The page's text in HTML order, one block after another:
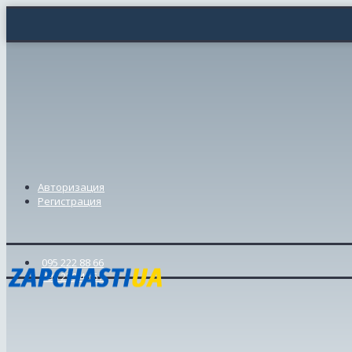
Авторизация
Регистрация
095 222 88 66
098 239 46 57